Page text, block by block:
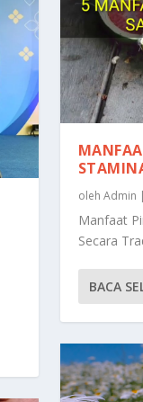
oleh Admin |
Manfaat
Secara
BACA